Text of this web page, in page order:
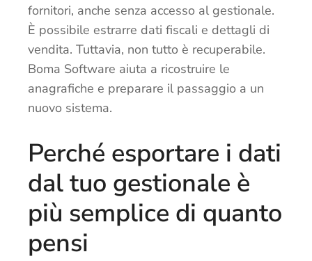
fornitori, anche senza accesso al gestionale.
È possibile estrarre dati fiscali e dettagli di
vendita. Tuttavia, non tutto è recuperabile.
Boma Software aiuta a ricostruire le
anagrafiche e preparare il passaggio a un
nuovo sistema.
Perché esportare i dati
dal tuo gestionale è
più semplice di quanto
pensi